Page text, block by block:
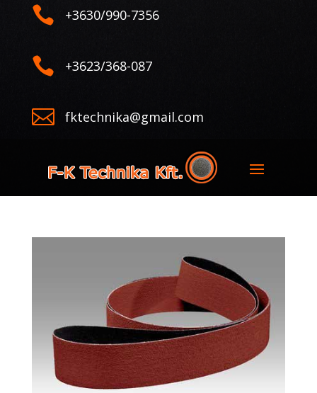
 +3630/990-7356
 +3623/368-087
 fktechnika@gmail.com